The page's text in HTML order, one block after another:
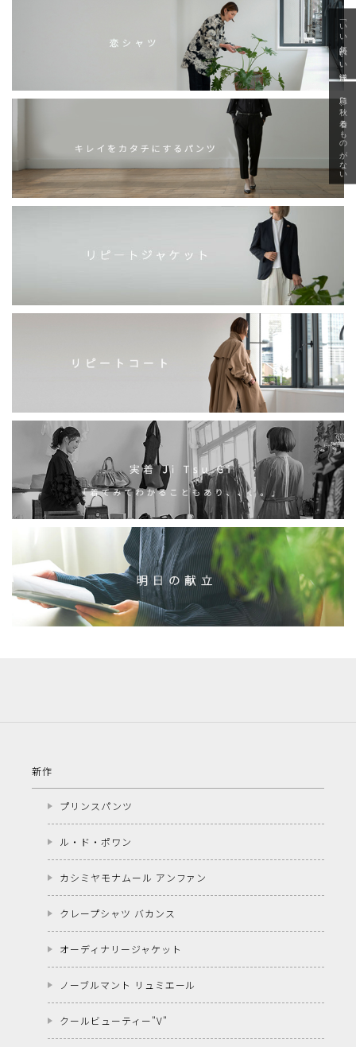
新作
プリンスパンツ
ル・ド・ポワン
カシミヤモナムール アンファン
クレープシャツ バカンス
オーディナリージャケット
ノーブルマント リュミエール
クールビューティー"V"
「いい年齢 いい洋服」
急に秋、着るものがない